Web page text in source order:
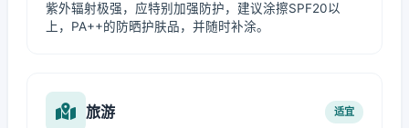
紫外辐射极强，应特别加强防护，建议涂擦SPF20以
上，PA++的防晒护肤品，并随时补涂。
旅游 适宜